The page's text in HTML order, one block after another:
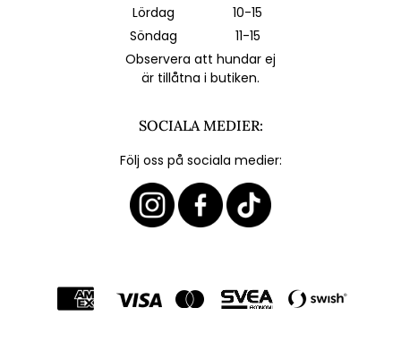
Lördag
10-15
Söndag
11-15
Observera att hundar ej
är tillåtna i butiken.
SOCIALA MEDIER:
Följ oss på sociala medier: